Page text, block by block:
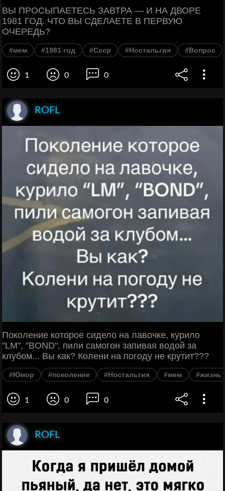
ВЫ ПРОСЫПАЕТЕСЬ ЗАВТРА — И НА ДВОРЕ
1981 ГОД. ЧТО ВЫ СДЕЛАЕТЕ В ПЕРВУЮ
ОЧЕРЕДЬ?
#мем #1981 год #Ссср #Ностальгия #Вопрос
1 0 0
ROFL
Поколение которое сидело на лавочке, курило
"LM", "BOND", пили самогон запивая водой за
клубом... Вы как? Колени на погоду не крутит???
#Юмор #поколение #Ностальгия #мем #жизнь
1 0 0
ROFL